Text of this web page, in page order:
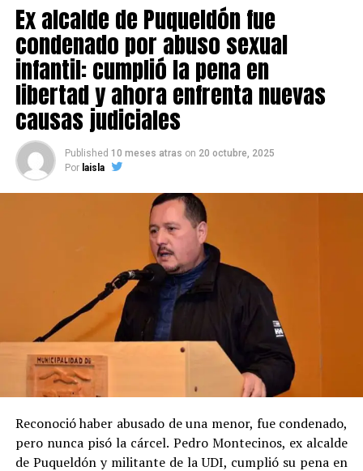
Ex alcalde de Puqueldón fue
condenado por abuso sexual
infantil: cumplió la pena en
libertad y ahora enfrenta nuevas
causas judiciales
Published 10 meses atras on 20 octubre, 2025
Por laisla
Reconoció haber abusado de una menor, fue condenado,
pero nunca pisó la cárcel. Pedro Montecinos, ex alcalde
de Puqueldón y militante de la UDI, cumplió su pena en